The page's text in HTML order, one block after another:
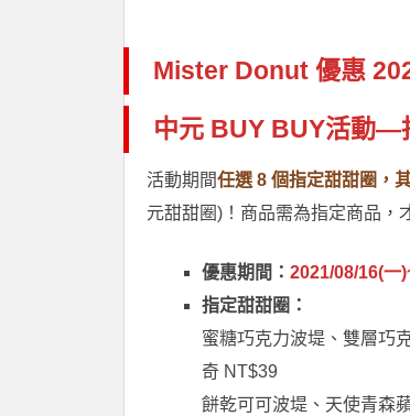
Mister Donut 優惠
中元 BUY BUY活動—
活動期間任選 8 個指定甜甜圈，
元甜甜圈)！商品需為指定商品，
優惠期間： 2021/08/16(一
指定甜甜圈：
蜜糖巧克力波堤、雙層巧
奇 NT$39
餅乾可可波堤、天使青森